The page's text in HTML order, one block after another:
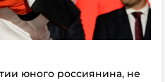
юного россиянина, не